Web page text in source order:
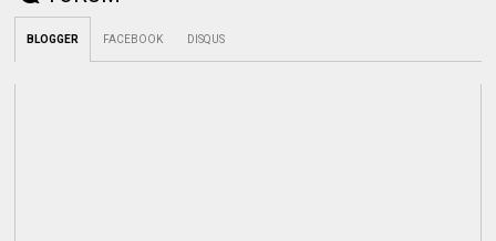
BLOGGER FACEBOOK DISQUS